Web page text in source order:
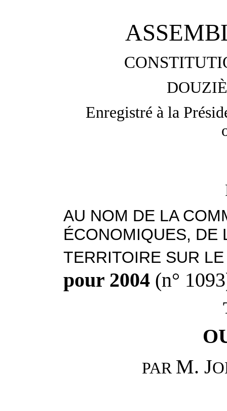
Enregistré à la
AU NOM DE LA
ÉCONOMIQUES, DE
TERRITOIRE SUR
pour 2004 (n°
PAR M. J